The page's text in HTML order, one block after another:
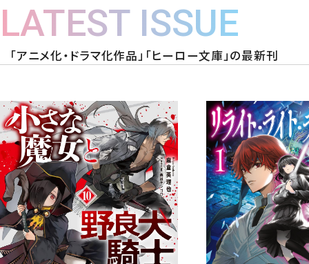
LATEST ISSUE
「アニメ化・ドラマ化作品」「ヒーロー文庫」の最新刊